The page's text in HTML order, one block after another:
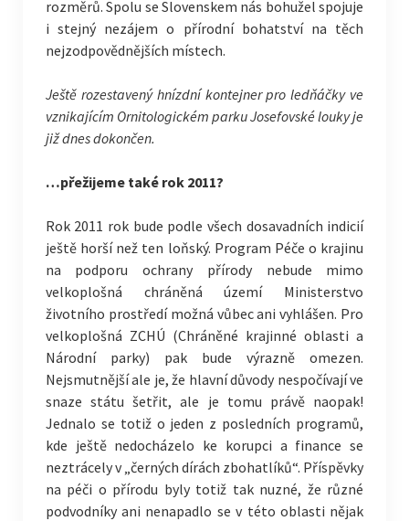
rozměrů. Spolu se Slovenskem nás bohužel spojuje
i stejný nezájem o přírodní bohatství na těch
nejzodpovědnějších místech.
Ještě rozestavený hnízdní kontejner pro ledňáčky ve
vznikajícím Ornitologickém parku Josefovské louky je
již dnes dokončen.
…přežijeme také rok 2011?
Rok 2011 rok bude podle všech dosavadních indicií
ještě horší než ten loňský. Program Péče o krajinu
na podporu ochrany přírody nebude mimo
velkoplošná chráněná území Ministerstvo
životního prostředí možná vůbec ani vyhlášen. Pro
velkoplošná ZCHÚ (Chráněné krajinné oblasti a
Národní parky) pak bude výrazně omezen.
Nejsmutnější ale je, že hlavní důvody nespočívají ve
snaze státu šetřit, ale je tomu právě naopak!
Jednalo se totiž o jeden z posledních programů,
kde ještě nedocházelo ke korupci a finance se
neztrácely v „černých dírách zbohatlíků“. Příspěvky
na péči o přírodu byly totiž tak nuzné, že různé
podvodníky ani nenapadlo se v této oblasti nějak